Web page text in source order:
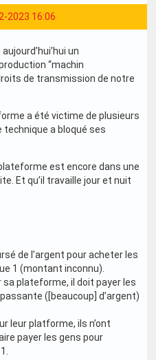
2023 16:06
un
“machin
de transmission de notre
a été victime de plusieurs
a bloqué ses
est encore dans une
Et qu’il travaille jour et nuit
de l’argent pour acheter les
1 (montant inconnu).
plateforme, il doit payer les
([beaucoup] d’argent)
leur platforme, ils n’ont
payer les gens pour